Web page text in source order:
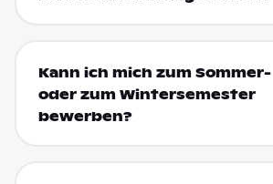
Kann ich mich zum Sommer-
oder zum Wintersemester
bewerben?